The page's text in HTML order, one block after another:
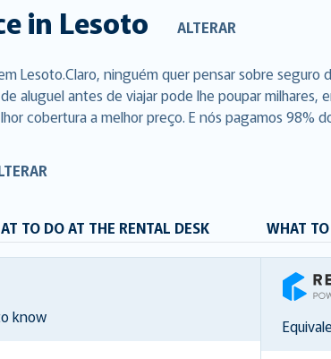
in Lesoto ALTERAR
Lesoto.Claro, ninguém quer pensar sobre
aluguel antes de viajar pode lhe poupar
cobertura a melhor preço. E nós pagamos 98%
TO DO AT THE RENTAL DESK WHAT
know